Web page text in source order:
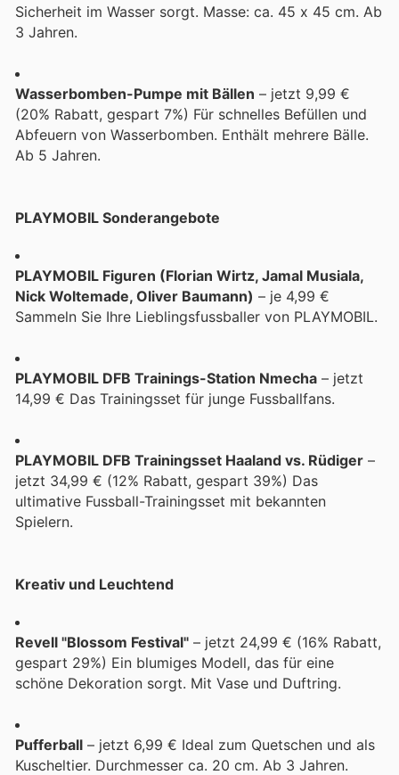
Sicherheit im Wasser sorgt. Masse: ca. 45 x 45 cm. Ab
3 Jahren.
Wasserbomben-Pumpe mit Bällen – jetzt 9,99 €
(20% Rabatt, gespart 7%) Für schnelles Befüllen und
Abfeuern von Wasserbomben. Enthält mehrere Bälle.
Ab 5 Jahren.
PLAYMOBIL Sonderangebote
PLAYMOBIL Figuren (Florian Wirtz, Jamal Musiala,
Nick Woltemade, Oliver Baumann) – je 4,99 €
Sammeln Sie Ihre Lieblingsfussballer von PLAYMOBIL.
PLAYMOBIL DFB Trainings-Station Nmecha – jetzt
14,99 € Das Trainingsset für junge Fussballfans.
PLAYMOBIL DFB Trainingsset Haaland vs. Rüdiger –
jetzt 34,99 € (12% Rabatt, gespart 39%) Das
ultimative Fussball-Trainingsset mit bekannten
Spielern.
Kreativ und Leuchtend
Revell "Blossom Festival" – jetzt 24,99 € (16% Rabatt,
gespart 29%) Ein blumiges Modell, das für eine
schöne Dekoration sorgt. Mit Vase und Duftring.
Pufferball – jetzt 6,99 € Ideal zum Quetschen und als
Kuscheltier. Durchmesser ca. 20 cm. Ab 3 Jahren.